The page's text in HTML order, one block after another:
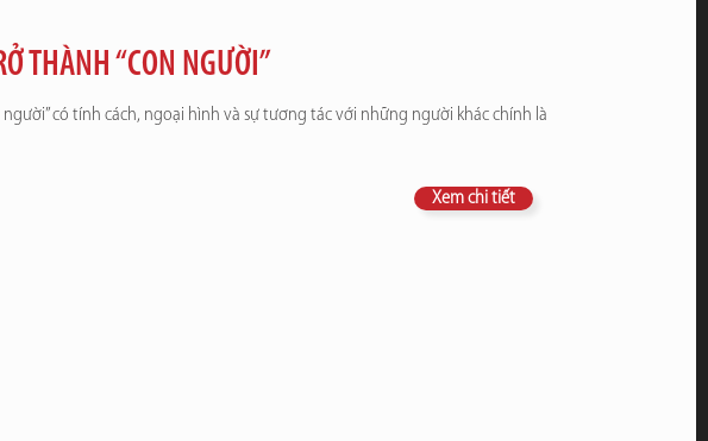
THÀNH “CON NGƯỜI”
có tính cách, ngoại hình và sự tương tác với những người khác chính là
Xem chi tiết